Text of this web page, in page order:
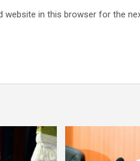
website in this browser for the